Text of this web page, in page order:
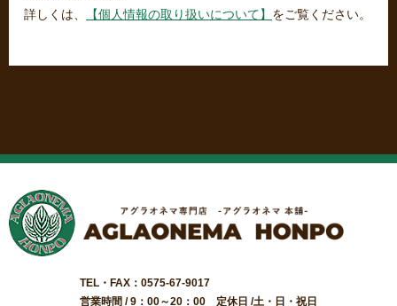
詳しくは、
【個人情報の取り扱いについて】 をご覧ください。
TEL・FAX：0575-67-9017
営業時間 / 9：00～20：00 定休日 /土・日・祝日